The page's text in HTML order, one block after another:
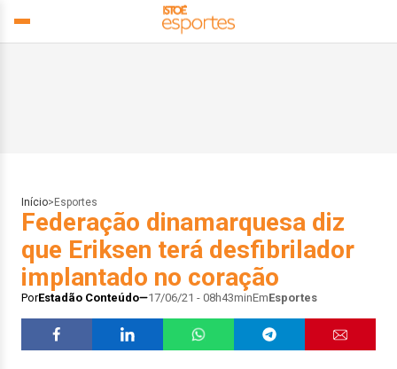
Início> Esportes
Federação dinamarquesa diz
que Eriksen terá desfibrilador
implantado no coração
PorEstadão Conteúdo 17/06/21 - 08h43minEmEsportes